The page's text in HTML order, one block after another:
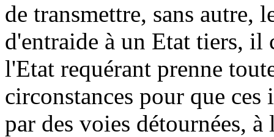
de transmettre, sans autre,
d'entraide à un Etat tiers, il
l'Etat requérant prenne
circonstances pour que
par des voies détournées,